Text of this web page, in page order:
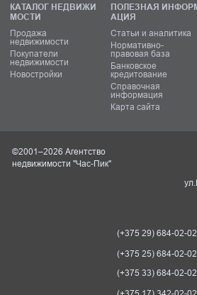
КАТАЛОГ НЕДВИЖИ
МОСТИ
Продажа
недвижимости
Покупатели
недвижимости
Новостройки
ПОЛЕЗНАЯ
АЦИЯ
Статьи и аналитика
Нормативно-
правовая база
Банковское
кредитование
Справочная
информация
Карта сайта
©2001–2026 Агентство
недвижимости "Час-Пик"
(+375 29) 684-02-02
(+375 25) 684-02-02
(+375 33) 684-02-02